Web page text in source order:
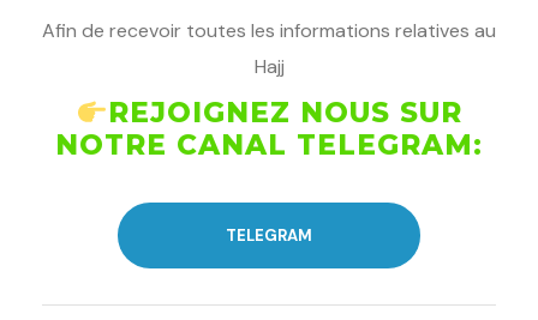
Afin de recevoir toutes les informations relatives au
Hajj
REJOIGNEZ NOUS SUR
NOTRE CANAL TELEGRAM:
TELEGRAM